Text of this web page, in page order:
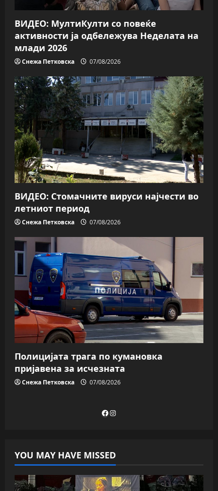
n
ВИДЕО: МултиКулти со повеќе
активности ја одбележува Неделата на
млади 2026
Снежа Петковска 07/08/2026
ВИДЕО: Стомачните вируси најчести во
летниот период
Снежа Петковска 07/08/2026
Полицијата трага пo кумановка
пријавена за исчезната
Снежа Петковска 07/08/2026
Facebook
Instagram
YOU MAY HAVE MISSED